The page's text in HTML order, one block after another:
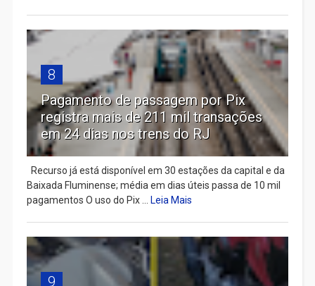
8
Pagamento de passagem por Pix
registra mais de 211 mil transações
em 24 dias nos trens do RJ
Recurso já está disponível em 30 estações da capital e da
Baixada Fluminense; média em dias úteis passa de 10 mil
pagamentos O uso do Pix ...
Leia Mais
9